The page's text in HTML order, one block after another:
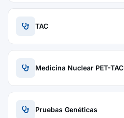
TAC
Medicina Nuclear PET-TAC
Pruebas Genéticas